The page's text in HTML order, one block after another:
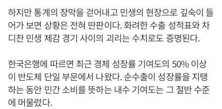
하지만 통계의 장막을 걷어내고 민생의 현장으로 깊숙이 들
어가 보면 상황은 전혀 딴판이다. 화려한 수출 성적표와 차
디찬 민생 체감 경기 사이의 괴리는 수치로도 증명된다.
한국은행에 따르면 최근 경제 성장률 기여도의 50% 이상
이 반도체 단일 부문에서 나왔다. 순수출이 성장률을 지탱
하는 동안 민간 소비를 뜻하는 내수 기여도는 그 절반 수준
에 머물렀다.